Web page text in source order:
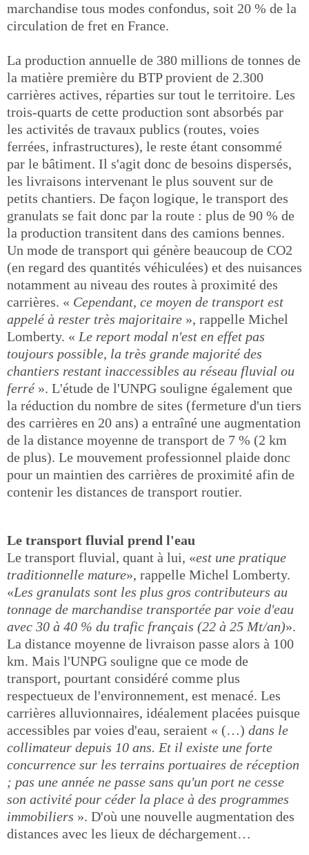
marchandise tous modes confondus, soit 20 % de la
circulation de fret en France.
La production annuelle de 380 millions de tonnes de
la matière première du BTP provient de 2.300
carrières actives, réparties sur tout le territoire. Les
trois-quarts de cette production sont absorbés par
les activités de travaux publics (routes, voies
ferrées, infrastructures), le reste étant consommé
par le bâtiment. Il s'agit donc de besoins dispersés,
les livraisons intervenant le plus souvent sur de
petits chantiers. De façon logique, le transport des
granulats se fait donc par la route : plus de 90 % de
la production transitent dans des camions bennes.
Un mode de transport qui génère beaucoup de CO2
(en regard des quantités véhiculées) et des nuisances
notamment au niveau des routes à proximité des
carrières. « Cependant, ce moyen de transport est
appelé à rester très majoritaire », rappelle Michel
Lomberty. « Le report modal n'est en effet pas
toujours possible, la très grande majorité des
chantiers restant inaccessibles au réseau fluvial ou
ferré ». L'étude de l'UNPG souligne également que
la réduction du nombre de sites (fermeture d'un tiers
des carrières en 20 ans) a entraîné une augmentation
de la distance moyenne de transport de 7 % (2 km
de plus). Le mouvement professionnel plaide donc
pour un maintien des carrières de proximité afin de
contenir les distances de transport routier.
Le transport fluvial prend l'eau
Le transport fluvial, quant à lui, «est une pratique
traditionnelle mature», rappelle Michel Lomberty.
«Les granulats sont les plus gros contributeurs au
tonnage de marchandise transportée par voie d'eau
avec 30 à 40 % du trafic français (22 à 25 Mt/an)».
La distance moyenne de livraison passe alors à 100
km. Mais l'UNPG souligne que ce mode de
transport, pourtant considéré comme plus
respectueux de l'environnement, est menacé. Les
carrières alluvionnaires, idéalement placées puisque
accessibles par voies d'eau, seraient « (…) dans le
collimateur depuis 10 ans. Et il existe une forte
concurrence sur les terrains portuaires de réception
; pas une année ne passe sans qu'un port ne cesse
son activité pour céder la place à des programmes
immobiliers ». D'où une nouvelle augmentation des
distances avec les lieux de déchargement…